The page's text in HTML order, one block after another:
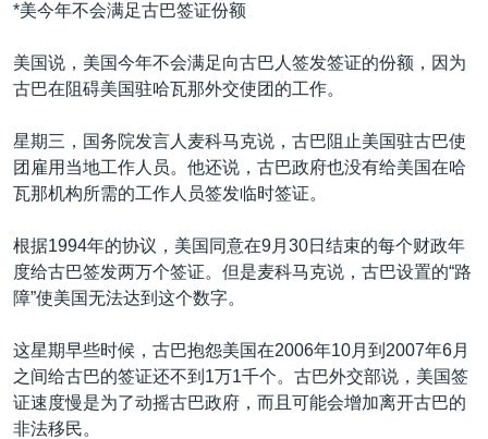
*美今年不会满足古巴签证份额
美国说，美国今年不会满足向古巴人签发签证的份额，因为
古巴在阻碍美国驻哈瓦那外交使团的工作。
星期三，国务院发言人麦科马克说，古巴阻止美国驻古巴使
团雇用当地工作人员。他还说，古巴政府也没有给美国在哈
瓦那机构所需的工作人员签发临时签证。
根据1994年的协议，美国同意在9月30日结束的每个财政年
度给古巴签发两万个签证。但是麦科马克说，古巴设置的“路
障”使美国无法达到这个数字。
这星期早些时候，古巴抱怨美国在2006年10月到2007年6月
之间给古巴的签证还不到1万1千个。古巴外交部说，美国签
证速度慢是为了动摇古巴政府，而且可能会增加离开古巴的
非法移民。